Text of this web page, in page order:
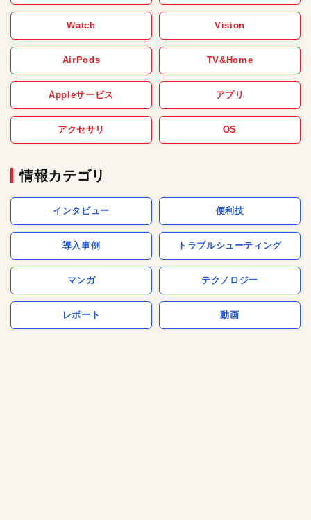
Watch Vision
AirPods TV&Home
Appleサービス アプリ
アクセサリ OS
情報カテゴリ
インタビュー 便利技
導入事例 トラブルシューティング
マンガ テクノロジー
レポート 動画